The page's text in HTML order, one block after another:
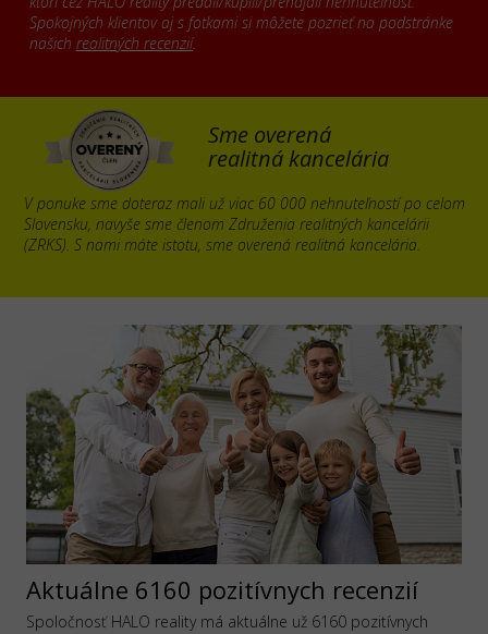
Spokojných klientov aj s fotkami si môžete pozrieť na podstránke
našich realitných recenzií.
Sme overená
realitná kancelária
V ponuke sme doteraz mali už viac 60 000 nehnuteľností po celom
Slovensku, navyše sme členom Združenia realitných kancelárii
(ZRKS). S nami máte istotu, sme overená realitná kancelária.
Aktuálne 6160 pozitívnych recenzií
Spoločnosť HALO reality má aktuálne už 6160 pozitívnych